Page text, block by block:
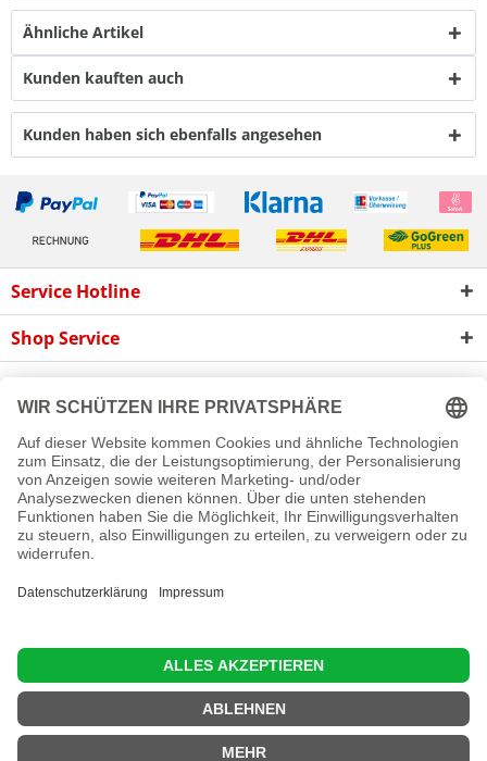
Ähnliche Artikel
Kunden kauften auch
Kunden haben sich ebenfalls angesehen
Service Hotline
Shop Service
Newsletter
Cookie-Einstellungen Newsletter Reklamation
Kontakt
Versand und Zahlungsbedingungen
Rückgabe
Diese Website benutzt Cookies, die für den technischen Betrieb
erhöhen, der Direktwerbung dienen oder die Interaktion mit
anderen Websites und sozialen Netzwerken vereinfachen
sollen, werden nur mit Ihrer Zustimmung gesetzt.
Mehr Informationen